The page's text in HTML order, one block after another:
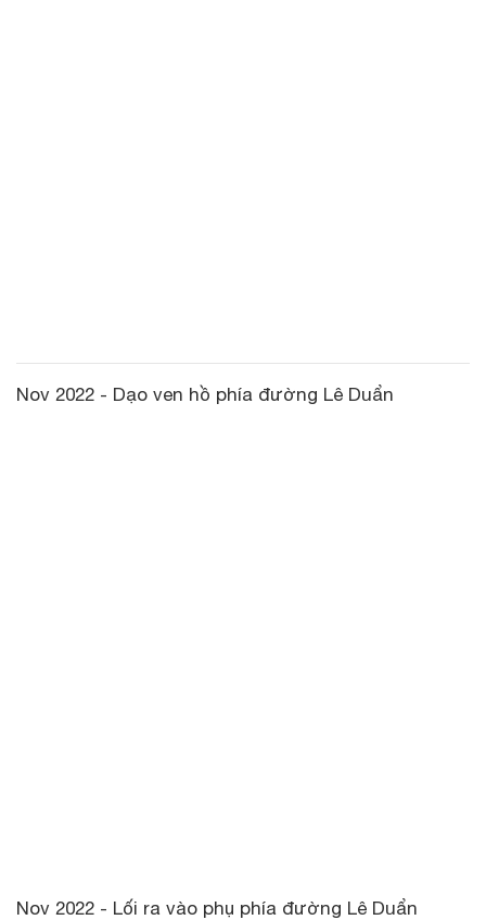
Nov 2022 - Dạo ven hồ phía đường Lê Duẩn
Nov 2022 - Lối ra vào phụ phía đường Lê Duẩn